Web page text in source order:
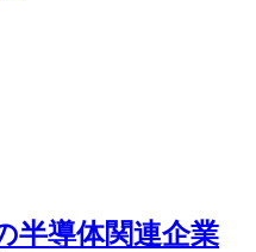
半導体関連企業